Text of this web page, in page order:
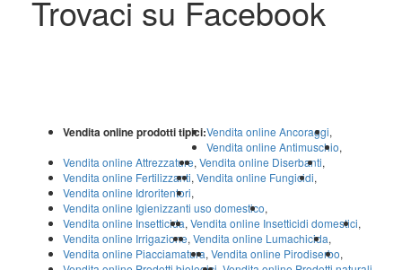
Trovaci su Facebook
Vendita online prodotti tipici:Vendita online Ancoraggi,
Vendita online Antimuschio,
Vendita online Attrezzature, Vendita online Diserbanti,
Vendita online Fertilizzanti, Vendita online Fungicidi,
Vendita online Idroritentori,
Vendita online Igienizzanti uso domestico,
Vendita online Insetticida, Vendita online Insetticidi domestici,
Vendita online Irrigazione, Vendita online Lumachicida,
Vendita online Piacciamatura, Vendita online Pirodiserbo,